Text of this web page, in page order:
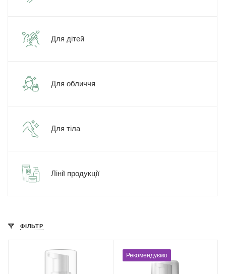
Для дітей
Для обличчя
Для тіла
Лінії продукції
ФІЛЬТР
Рекомендуємо